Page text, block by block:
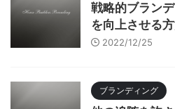
戦略的ブラン
を向上させる
2022/12/25
ブランディング